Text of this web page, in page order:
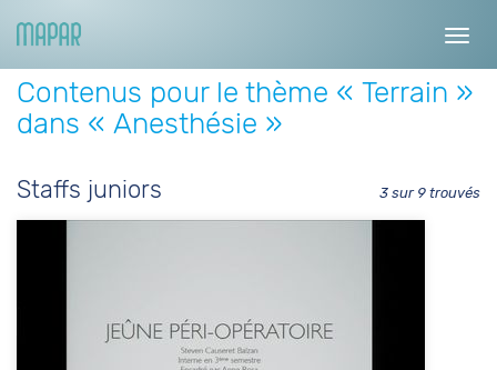
Contenus pour le thème « Terrain »
dans « Anesthésie »
Staffs juniors 3 sur 9 trouvés